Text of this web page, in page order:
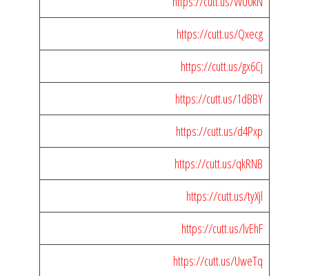
https://cutt.us/Qxecg
https://cutt.us/gx6Cj
https://cutt.us/1dBBY
https://cutt.us/d4Pxp
https://cutt.us/qkRNB
https://cutt.us/tyXjl
https://cutt.us/lvEhF
https://cutt.us/UweTq